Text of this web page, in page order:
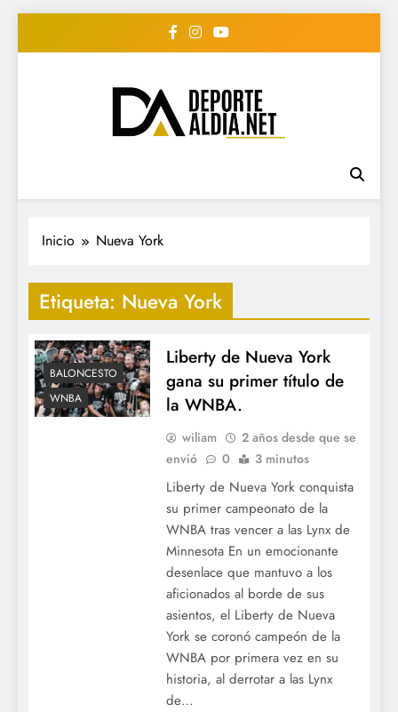
• DEPORTE AL DIA •
"Periodico Deportivo
Digital"
#deportealdiard #deportealdiaperiodico
Inicio Nueva York
Etiqueta: Nueva York
BALONCESTO
WNBA
Liberty de Nueva York
gana su primer título de
la WNBA.
wiliam
2 años desde que se
envió
0 3 minutos
Liberty de Nueva York conquista
su primer campeonato de la
WNBA tras vencer a las Lynx de
Minnesota En un emocionante
desenlace que mantuvo a los
aficionados al borde de sus
asientos, el Liberty de Nueva
York se coronó campeón de la
WNBA por primera vez en su
historia, al derrotar a las Lynx
de…